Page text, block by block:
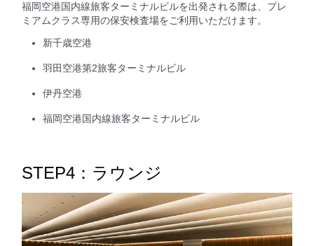
福岡空港国内線旅客ターミナルビルを出発される際は、プレ
ミアムクラス専用の保安検査場をご利用いただけます。
新千歳空港
羽田空港第2旅客ターミナルビル
伊丹空港
福岡空港国内線旅客ターミナルビル
STEP4：ラウンジ